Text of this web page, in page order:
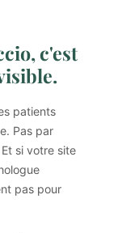
c'est
patients
Pas par
si votre site
pas pour